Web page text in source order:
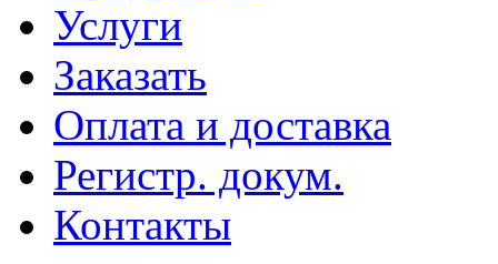
Услуги
Заказать
Оплата и доставка
Регистр. докум.
Контакты